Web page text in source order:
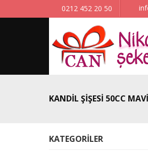
0212 452 20 50
KATEGORILER
KANDIL ŞIŞESI 50CC